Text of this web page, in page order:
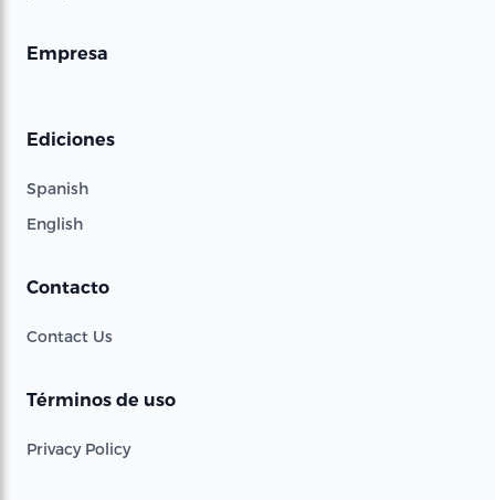
Empresa
Ediciones
Spanish
English
Contacto
Contact Us
Términos de uso
Privacy Policy